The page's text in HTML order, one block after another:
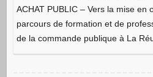
ACHAT PUBLIC – Vers la mise en
parcours de formation et de
de la commande publique à La